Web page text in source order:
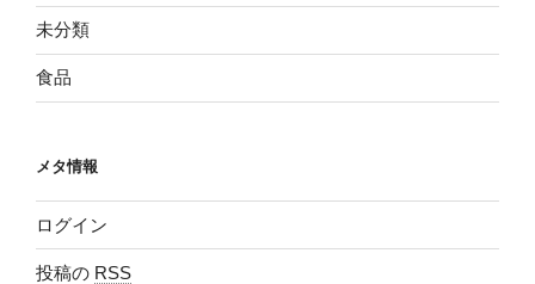
未分類
食品
メタ情報
ログイン
投稿の RSS